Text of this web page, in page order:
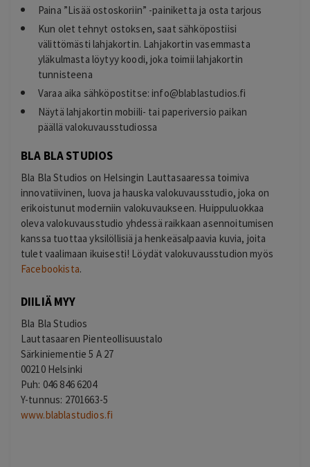
Paina ”Lisää ostoskoriin” -painiketta ja osta tarjous
Kun olet tehnyt ostoksen, saat sähköpostiisi
välittömästi lahjakortin. Lahjakortin vasemmasta
yläkulmasta löytyy koodi, joka toimii lahjakortin
tunnisteena
Varaa aika sähköpostitse:info@blablastudios.fi
Näytä lahjakortin mobiili- tai paperiversio paikan
päällä valokuvausstudiossa
BLA BLA STUDIOS
Bla Bla Studios on Helsingin Lauttasaaressa toimiva
innovatiivinen, luova ja hauska valokuvausstudio, joka on
erikoistunut moderniin valokuvaukseen. Huippuluokkaa
oleva valokuvausstudio yhdessä raikkaan asennoitumisen
kanssa tuottaa yksilöllisiä ja henkeäsalpaavia kuvia, joita
tulet vaalimaan ikuisesti! Löydät valokuvausstudion myös
Facebookista.
DIILIÄ MYY
Bla Bla Studios
Lauttasaaren Pienteollisuustalo
Särkiniementie 5 A 27
00210 Helsinki
Puh: 046 846 6204
Y-tunnus: 2701663-5
www.blablastudios.fi